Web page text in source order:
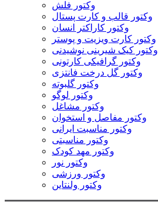
وکتور فلش
وکتور قالب و کارت پستال
وکتور کاراکتر انسان
وکتور کارت ویزیت و پوستر
وکتور کیک شیرینی نوشیدنی
وکتور گرافیکی کارتونی
وکتور گل درخت فانتزی
وکتور گلبوته
وکتور لوگو
وکتور مشاغل
وکتور مفاصل و استخوان
وکتور مناسبت ایرانی
وکتور مناسبتی
وکتور مهد کودک
وکتور نور
وکتور ورزشی
وکتور ولنتاین